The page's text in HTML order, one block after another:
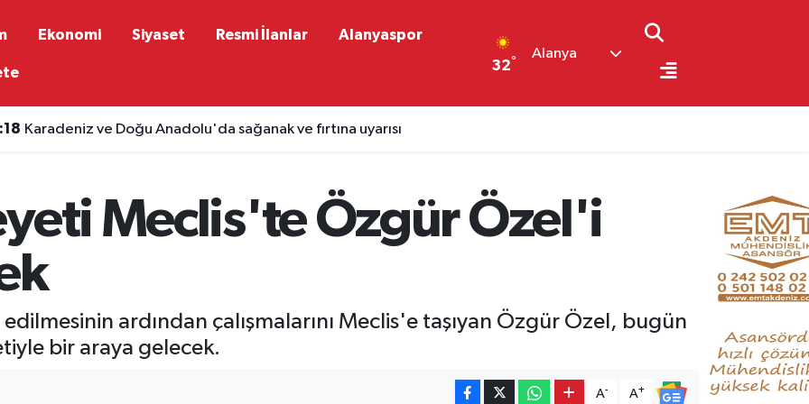
Ekonomi Siyaset Resmi İlanlar Alanyaspor
32°
Alanya
Karadeniz ve Doğu Anadolu'da sağanak ve fırtına uyarısı
Meclis'te Özgür Özel'i
ardından çalışmalarını Meclis'e taşıyan Özgür Özel, bugün
bir araya gelecek.
A- A+